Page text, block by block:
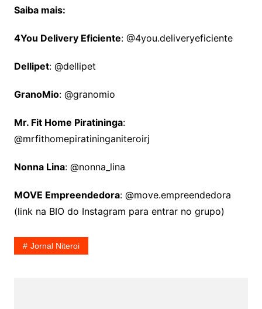
Saiba mais:
4You Delivery Eficiente: @4you.deliveryeficiente
Dellipet: @dellipet
GranoMio: @granomio
Mr. Fit Home Piratininga:
@mrfithomepiratininganiteroirj
Nonna Lina: @nonna_lina
MOVE Empreendedora: @move.empreendedora
(link na BIO do Instagram para entrar no grupo)
Jornal Niteroi